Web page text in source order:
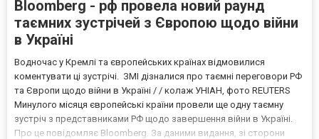
Bloomberg - рф провела новий раунд
таємних зустрічей з Європою щодо війни
в Україні
Водночас у Кремлі та європейських країнах відмовилися
коментувати ці зустрічі. ЗМІ дізналися про таємні переговори РФ
та Європи щодо війни в Україні / / колаж УНІАН, фото REUTERS
Минулого місяця європейські країни провели ще одну таємну
зустріч з представниками РФ щодо завершення війни в Україні.
Про це повідомляє Bloomberg. За даними видання, зі сторони